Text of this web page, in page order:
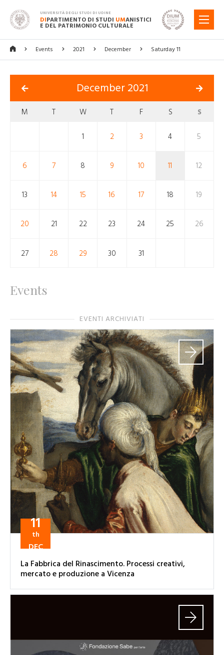
UNIVERSITÀ DEGLI STUDI DI UDINE
DIPARTIMENTO DI STUDI UMANISTICI
E DEL PATRIMONIO CULTURALE
MENU
Events 2021 December Saturday 11
December 2021
M T W T F S S
1 2 3 4 5
6 7 8 9 10 11 12
13 14 15 16 17 18 19
20 21 22 23 24 25 26
27 28 29 30 31
Events
EVENTI ARCHIVIATI
11
th
DEC
La Fabbrica del Rinascimento. Processi creativi,
mercato e produzione a Vicenza